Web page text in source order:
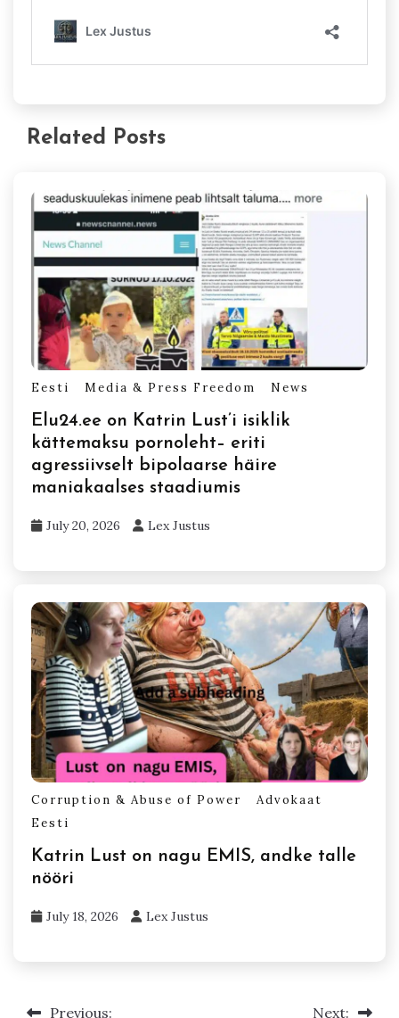
Related Posts
Eesti Media & Press Freedom News
Elu24.ee on Katrin Lust’i isiklik
kättemaksu pornoleht– eriti
agressiivselt bipolaarse häire
maniakaalses staadiumis
July 20, 2026 Lex Justus
Corruption & Abuse of Power
Advokaat
Eesti
Katrin Lust on nagu EMIS, andke talle
nööri
July 18, 2026 Lex Justus
Previous: Next: